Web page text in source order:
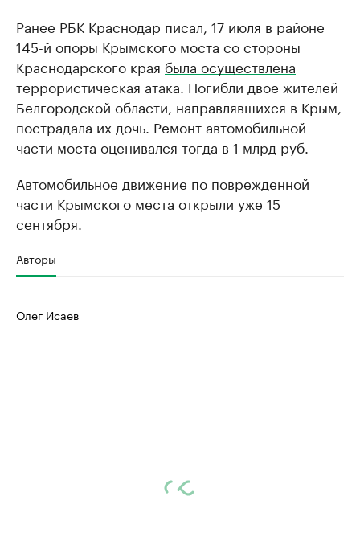
Ранее РБК Краснодар писал, 17 июля в районе
145-й опоры Крымского моста со стороны
Краснодарского края была осуществлена
террористическая атака. Погибли двое жителей
Белгородской области, направлявшихся в Крым,
пострадала их дочь. Ремонт автомобильной
части моста оценивался тогда в 1 млрд руб.
Автомобильное движение по поврежденной
части Крымского места открыли уже 15
сентября.
Авторы
Олег Исаев